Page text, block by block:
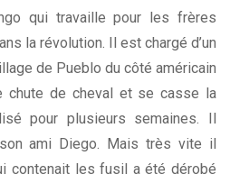
qui travaille pour les frères
la révolution. Il est chargé d’un
de Pueblo du côté américain
chute de cheval et se casse la
pour plusieurs semaines. Il
ami Diego. Mais très vite il
contenait les fusil a été dérobé